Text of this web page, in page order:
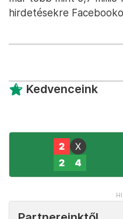
hirdetésekre
Kedvenceink